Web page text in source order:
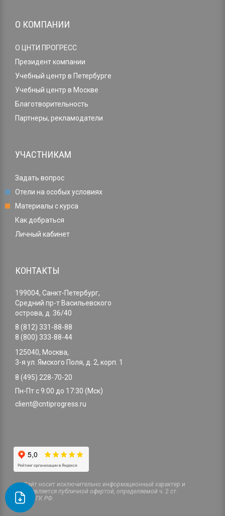
О КОМПАНИИ
О ЦНТИ ПРОГРЕСС
Президент компании
Учебный центр в Петербурге
Учебный центр в Москве
Благотворительность
Партнеры, рекламодатели
УЧАСТНИКАМ
Задать вопрос
Отели на особых условиях
Материалы с курса
Как добраться
Личный кабинет
КОНТАКТЫ
199004, Санкт-Петербург,
Средний пр-т Васильевского
острова, д. 36/40
8 (812) 331-88-88
8 (800) 333-88-44
125040, Москва,
3-я ул. Ямского Поля, д. 2, корп. 1
8 (495) 228-70-20
Пн-Пт с 9:00 до 17:30 (Мск)
client@cntiprogress.ru
Cайт носит исключительно информационный характер и
не является публичной офертой, определяемой ч. 2 ст.
437 ГК РФ.